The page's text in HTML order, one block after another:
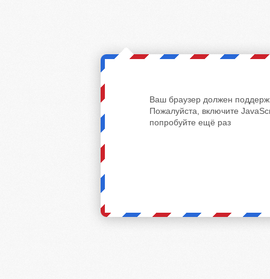
Ваш браузер должен
Пожалуйста, включите
попробуйте ещё раз